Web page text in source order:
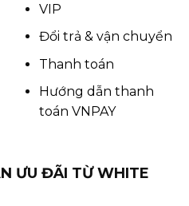
VIP
Đổi trả & vận chuyển
Thanh toán
Hướng dẫn thanh
toán VNPAY
ƯU ĐÃI TỪ WHITE